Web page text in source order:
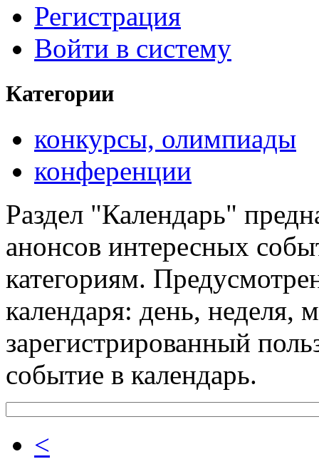
Регистрация
Войти в систему
Категории
конкурсы, олимпиады
конференции
Раздел "Календарь"
анонсов интересных
категориям.
календаря: день, неделя,
зарегистрированный
событие в календарь.
<